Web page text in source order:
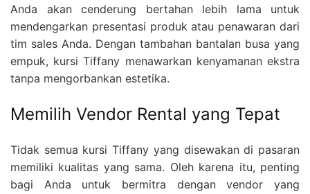
Anda akan cenderung bertahan lebih lama untuk
mendengarkan presentasi produk atau penawaran dari
tim sales Anda. Dengan tambahan bantalan busa yang
empuk, kursi Tiffany menawarkan kenyamanan ekstra
tanpa mengorbankan estetika.
Memilih Vendor Rental yang Tepat
Tidak semua kursi Tiffany yang disewakan di pasaran
memiliki kualitas yang sama. Oleh karena itu, penting
bagi Anda untuk bermitra dengan vendor yang